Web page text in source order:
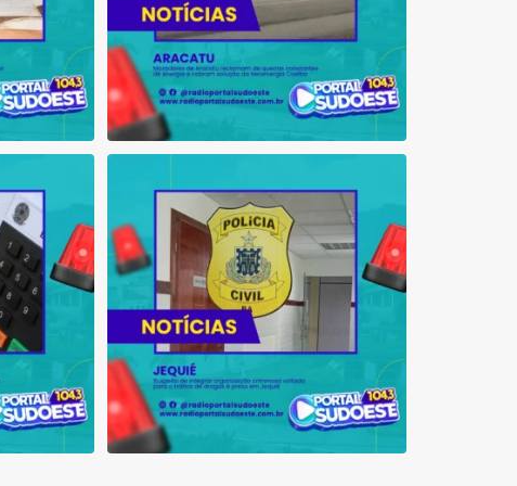
voltada...
1 0